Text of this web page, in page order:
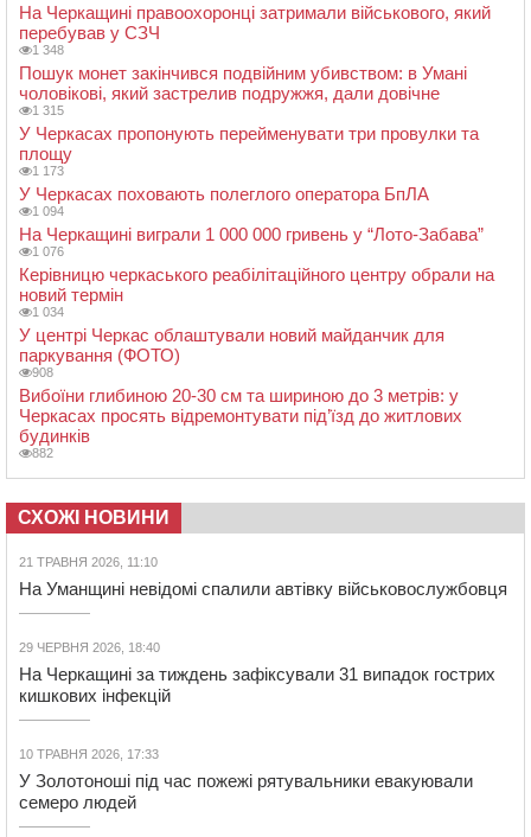
На Черкащині правоохоронці затримали військового, який
перебував у СЗЧ
1 348
Пошук монет закінчився подвійним убивством: в Умані
чоловікові, який застрелив подружжя, дали довічне
1 315
У Черкасах пропонують перейменувати три провулки та
площу
1 173
У Черкасах поховають полеглого оператора БпЛА
1 094
На Черкащині виграли 1 000 000 гривень у “Лото-Забава”
1 076
Керівницю черкаського реабілітаційного центру обрали на
новий термін
1 034
У центрі Черкас облаштували новий майданчик для
паркування (ФОТО)
908
Вибоїни глибиною 20-30 см та шириною до 3 метрів: у
Черкасах просять відремонтувати під’їзд до житлових
будинків
882
СХОЖІ НОВИНИ
21 ТРАВНЯ 2026, 11:10
На Уманщині невідомі спалили автівку військовослужбовця
29 ЧЕРВНЯ 2026, 18:40
На Черкащині за тиждень зафіксували 31 випадок гострих
кишкових інфекцій
10 ТРАВНЯ 2026, 17:33
У Золотоноші під час пожежі рятувальники евакуювали
семеро людей